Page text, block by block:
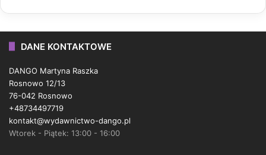
DANE KONTAKTOWE
DANGO Martyna Raszka
Rosnowo 12/13
76-042 Rosnowo
+48734497719
kontakt@wydawnictwo-dango.pl
Wtorek - Piątek: 13:00 - 16:00